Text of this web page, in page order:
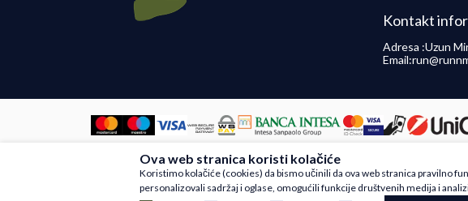
Kontakt
Adresa :Uzun
Email:
Nastojimo da budemo što precizniji u opisu proizvoda,
artikli prikazani na sajtu su deo naše ponude i ne
Ova web stranica koristi kolačiće
Koristimo kolačiće (cookies) da bismo učinili da ova web stranica pravilno
personalizovali sadržaj i oglase, omogućili funkcije društvenih medija i